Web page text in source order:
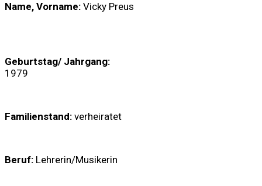
Name, Vorname: Vicky Preus
Geburtstag/ Jahrgang:
1979
Familienstand: verheiratet
Beruf: Lehrerin/Musikerin